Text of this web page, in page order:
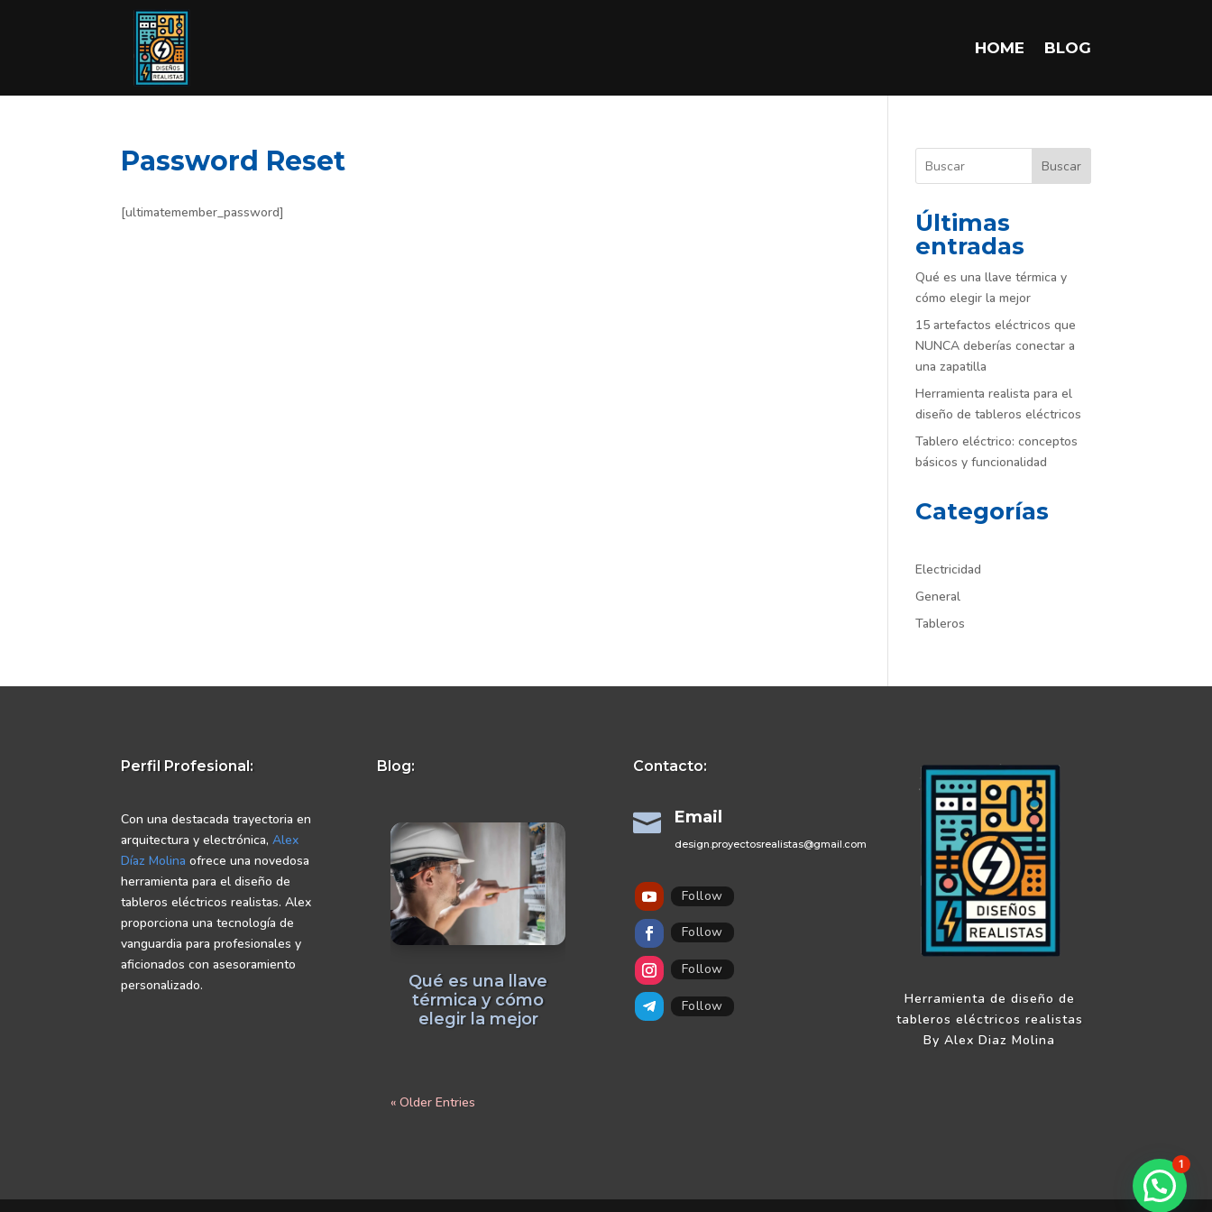
HOME BLOG
Password Reset
[ultimatemember_password]
Buscar
Últimas
entradas
Qué es una llave térmica y
cómo elegir la mejor
15 artefactos eléctricos que
NUNCA deberías conectar a
una zapatilla
Herramienta realista para el
diseño de tableros eléctricos
Tablero eléctrico: conceptos
básicos y funcionalidad
Categorías
Electricidad
General
Tableros
Perfil Profesional:
Con una destacada trayectoria en
arquitectura y electrónica,Alex
Díaz Molina ofrece una novedosa
herramienta para el diseño de
tableros eléctricos realistas. Alex
proporciona una tecnología de
vanguardia para profesionales y
aficionados con asesoramiento
personalizado.
Blog:
Qué es una llave
térmica y cómo
elegir la mejor
« Older Entries
Contacto:
 Email
design.proyectosrealistas@gmail.com
Follow
Follow
Follow
Follow
Herramienta de diseño de
tableros eléctricos realistas
By Alex Diaz Molina
1